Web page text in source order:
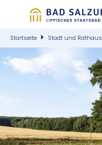
Startseite Stadt und Rathaus